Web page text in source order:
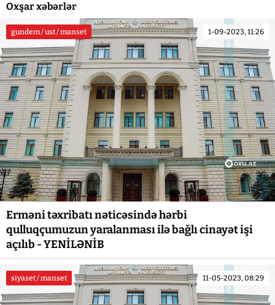
Oxşar xəbərlər
gundem / ust / manset 1-09-2023, 11:26
Erməni təxribatı nəticəsində hərbi
qulluqçumuzun yaralanması ilə bağlı cinayət işi
açılıb - YENİLƏNİB
siyaset / manset 11-05-2023, 08:29